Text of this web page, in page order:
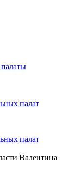
палат
палат
Валентина